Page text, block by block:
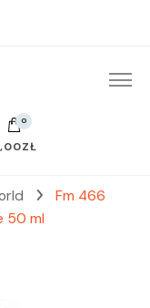
0
Fm 466
50 ml